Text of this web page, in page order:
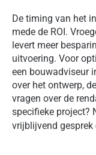
De timing van het
mede de ROI.
levert meer
uitvoering. Voor
een bouwadviseur
over het ontwerp,
vragen over de
specifieke project?
vrijblijvend gesprek